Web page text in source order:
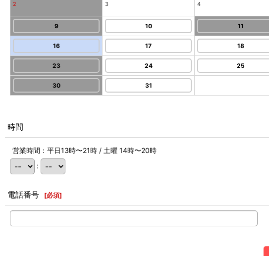
2 3 4
9 10 11
16 17 18
23 24 25
30 31
時間
営業時間：平日13時〜21時 / 土曜 14時〜20時
:
電話番号 [必須]